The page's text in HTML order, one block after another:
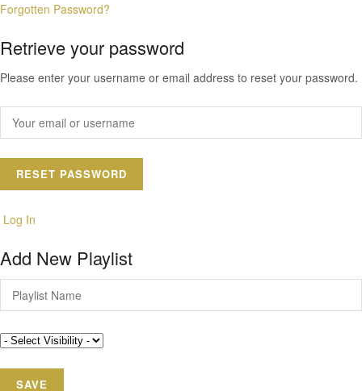
Forgotten Password?
Retrieve your password
Please enter your username or email address to reset your password.
Log In
Add New Playlist